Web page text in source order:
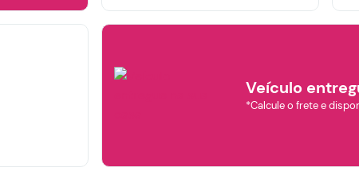
Veículo
*Calcule o frete e